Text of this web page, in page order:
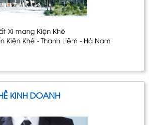
Xi mang Kiện Khê
Kiện Khê - Thanh Liêm - Hà Nam
KINH DOANH